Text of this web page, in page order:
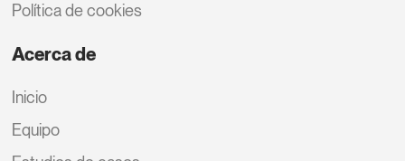
Política de cookies
Acerca de
Inicio
Equipo